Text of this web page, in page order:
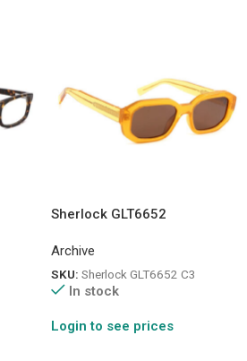
Sherlock GLT6652
Archive
SKU: Sherlock GLT6652 C3
In stock
Login to see prices